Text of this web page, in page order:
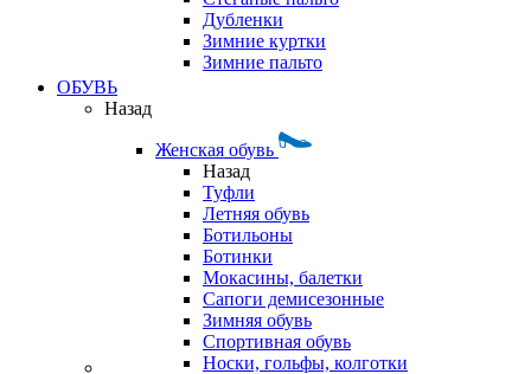
Дубленки
Зимние куртки
Зимние пальто
ОБУВЬ
Назад
Женская обувь
Назад
Туфли
Летняя обувь
Ботильоны
Ботинки
Мокасины, балетки
Сапоги демисезонные
Зимняя обувь
Спортивная обувь
Носки, гольфы, колготки